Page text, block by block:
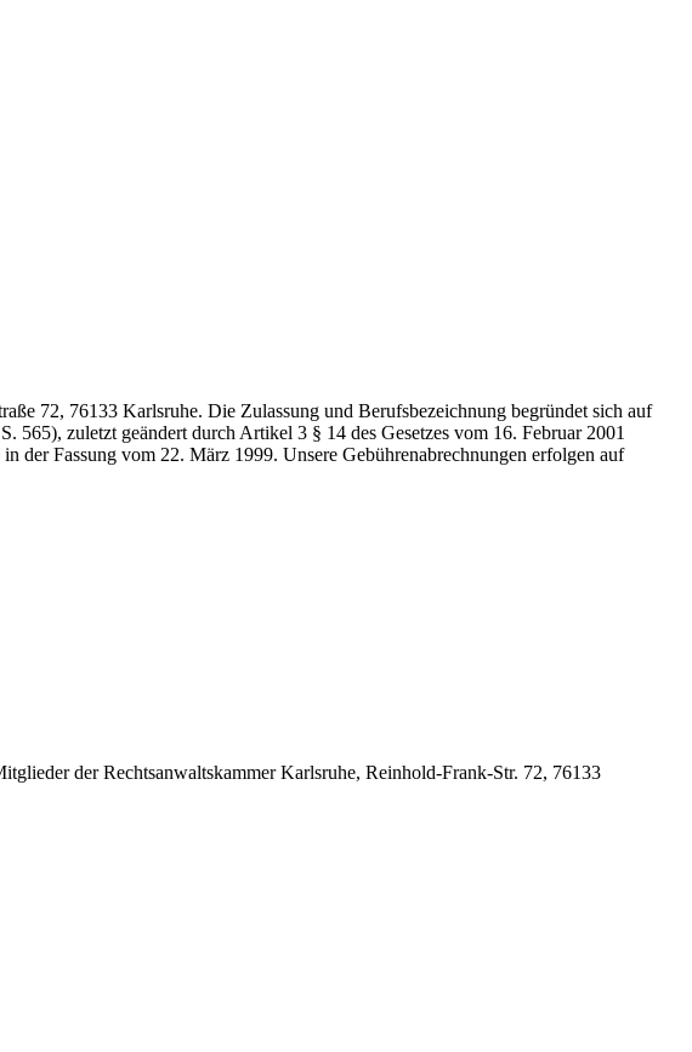
72, 76133 Karlsruhe. Die Zulassung und Berufsbezeichnung begründet sich auf
zuletzt geändert durch Artikel 3 § 14 des Gesetzes vom 16. Februar 2001
Fassung vom 22. März 1999. Unsere Gebührenabrechnungen erfolgen auf
der Rechtsanwaltskammer Karlsruhe, Reinhold-Frank-Str. 72, 76133